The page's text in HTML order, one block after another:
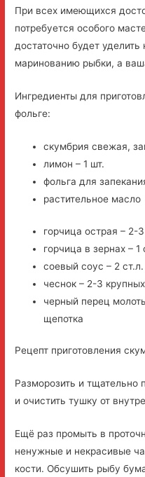
При всех имеющихся
потребуется особого
достаточно будет
маринованию рыбки, а
Ингредиенты для
фольге:
скумбрия свежая,
лимон – 1 шт.
фольга для
растительное масло
горчица острая – 2-
горчица в зернах – 1
соевый соус – 2 ст.л.
чеснок – 2-3
черный перец
щепотка
Рецепт приготовления
Разморозить и тщательно
и очистить тушку от
Ещё раз промыть в
ненужные и некрасивые
кости. Обсушить рыбу